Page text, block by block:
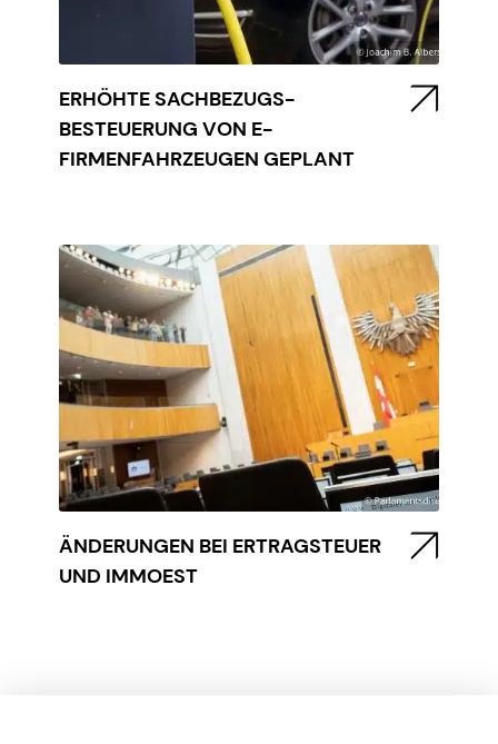
ERHÖHTE SACHBEZUGS-
BESTEUERUNG VON E-
FIRMENFAHRZEUGEN GEPLANT
ÄNDERUNGEN BEI ERTRAGSTEUER
UND IMMOEST